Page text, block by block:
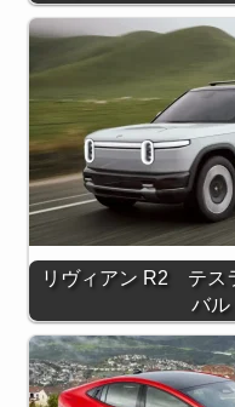
リヴィアン R2 テス
バル